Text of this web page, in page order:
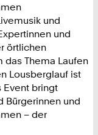
und
und
örtlichen
das Thema Laufen
Lousberglauf ist
Event bringt
Bürgerinnen und
– der